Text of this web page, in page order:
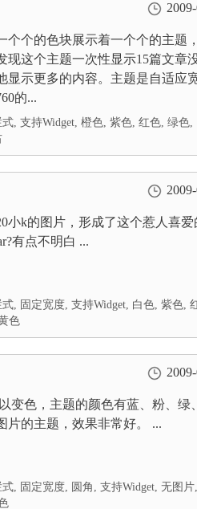
个个的色块展示着一个个的主题
现这个主题一次性显示15篇文章
显示更多的内容。主题是自适应
的...
式,支持Widget,橙色,紫色,红色,绿色,
k的图片，形成了这个惹人喜爱
有点不明白 ...
式, 固定宽度,支持Widget, 白色,紫色,
色
变色，主题的颜色有蓝、粉、绿
片的主题，效果非常好。 ...
式, 固定宽度, 圆角 ,支持Widget,无图片